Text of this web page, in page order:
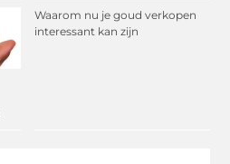
Waarom nu je goud verkopen
interessant kan zijn